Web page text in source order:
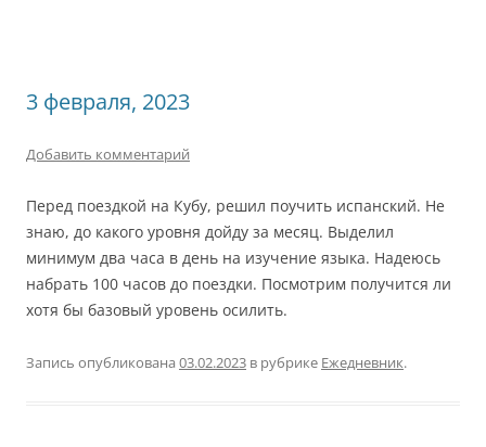
3 февраля, 2023
Добавить комментарий
Перед поездкой на Кубу, решил поучить испанский. Не
знаю, до какого уровня дойду за месяц. Выделил
минимум два часа в день на изучение языка. Надеюсь
набрать 100 часов до поездки. Посмотрим получится ли
хотя бы базовый уровень осилить.
Запись опубликована 03.02.2023 в рубрике Ежедневник.